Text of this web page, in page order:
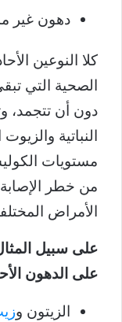
دهون غير
كلا النوعين
الصحية التي
دون أن تتجمد،
النباتية
مستويات
من خطر
الأمراض
على سبيل
على الدهون
الزيتون و